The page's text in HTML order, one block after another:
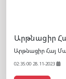
Արթնացիր
Արթնացիր Հայ
02:35:00 28.11-2023